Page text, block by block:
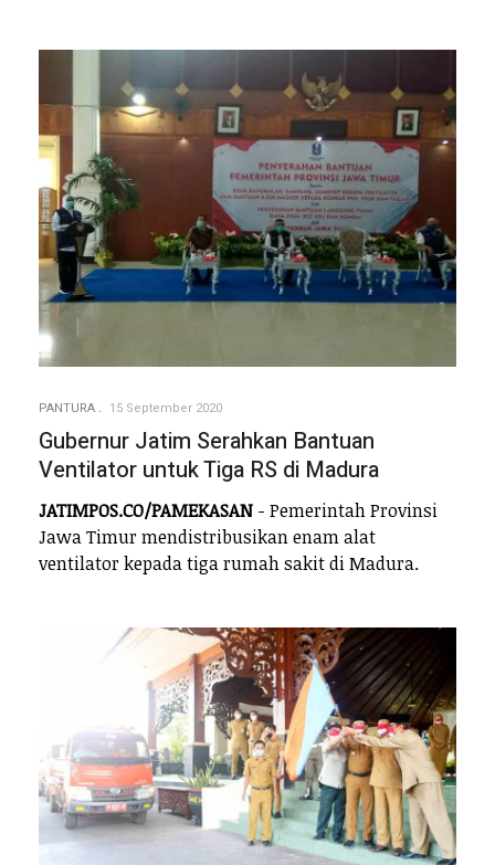
PANTURA 15 September 2020
Gubernur Jatim Serahkan Bantuan
Ventilator untuk Tiga RS di Madura
JATIMPOS.CO/PAMEKASAN - Pemerintah Provinsi
Jawa Timur mendistribusikan enam alat
ventilator kepada tiga rumah sakit di Madura.